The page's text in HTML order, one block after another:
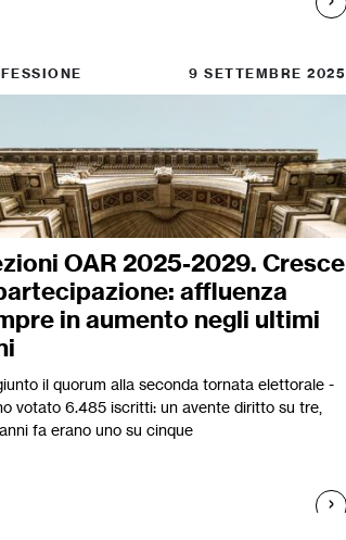
9 SETTEMBRE 2025
OAR 2025-2029. Cresce
affluenza
in aumento negli ultimi
il quorum alla seconda tornata elettorale -
votato 6.485 iscritti: un avente diritto su tre,
fa erano uno su cinque